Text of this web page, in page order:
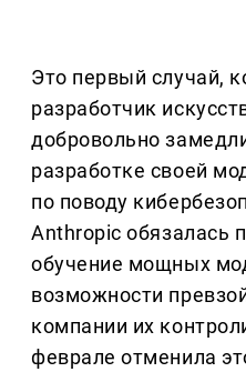
Это первый случай,
разработчик
добровольно
разработке своей
по поводу
Anthropic обязалась
обучение мощных
возможности
компании их
феврале отменила